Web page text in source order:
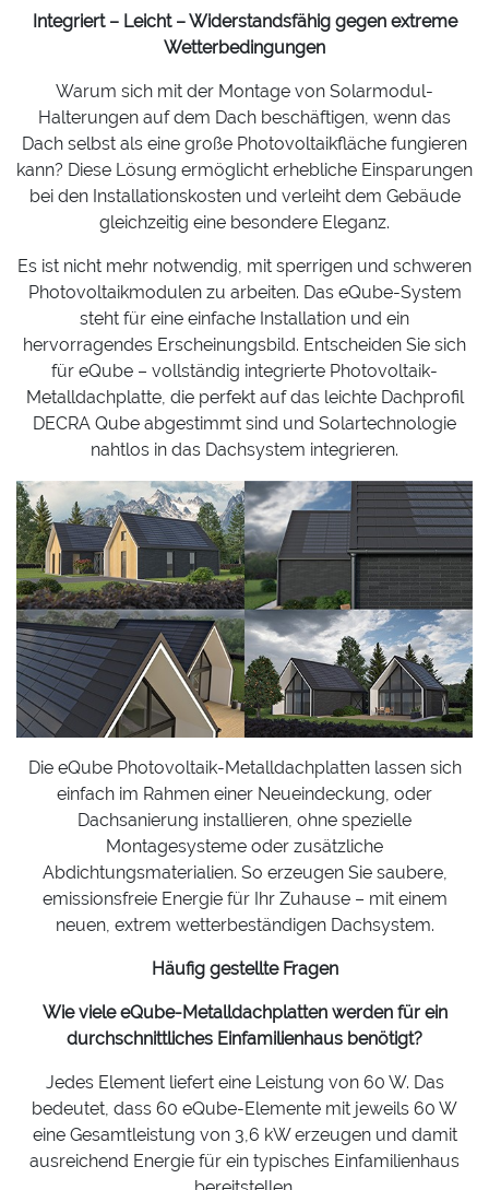
Integriert – Leicht – Widerstandsfähig gegen extreme
Wetterbedingungen
Warum sich mit der Montage von Solarmodul-
Halterungen auf dem Dach beschäftigen, wenn das
Dach selbst als eine große Photovoltaikfläche fungieren
kann? Diese Lösung ermöglicht erhebliche Einsparungen
bei den Installationskosten und verleiht dem Gebäude
gleichzeitig eine besondere Eleganz.
Es ist nicht mehr notwendig, mit sperrigen und schweren
Photovoltaikmodulen zu arbeiten. Das eQube-System
steht für eine einfache Installation und ein
hervorragendes Erscheinungsbild. Entscheiden Sie sich
für eQube – vollständig integrierte Photovoltaik-
Metalldachplatte, die perfekt auf das leichte Dachprofil
DECRA Qube abgestimmt sind und Solartechnologie
nahtlos in das Dachsystem integrieren.
Die eQube Photovoltaik-Metalldachplatten lassen sich
einfach im Rahmen einer Neueindeckung, oder
Dachsanierung installieren, ohne spezielle
Montagesysteme oder zusätzliche
Abdichtungsmaterialien. So erzeugen Sie saubere,
emissionsfreie Energie für Ihr Zuhause – mit einem
neuen, extrem wetterbeständigen Dachsystem.
Häufig gestellte Fragen
Wie viele eQube-Metalldachplatten werden für ein
durchschnittliches Einfamilienhaus benötigt?
Jedes Element liefert eine Leistung von 60 W. Das
bedeutet, dass 60 eQube-Elemente mit jeweils 60 W
eine Gesamtleistung von 3,6 kW erzeugen und damit
ausreichend Energie für ein typisches Einfamilienhaus